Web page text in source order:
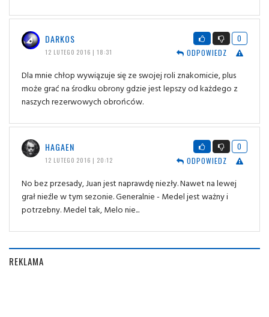
DARKOS
12 LUTEGO 2016 | 18:31
0
ODPOWIEDZ
Dla mnie chłop wywiązuje się ze swojej roli znakomicie, plus
może grać na środku obrony gdzie jest lepszy od każdego z
naszych rezerwowych obrońców.
HAGAEN
12 LUTEGO 2016 | 20:12
0
ODPOWIEDZ
No bez przesady, Juan jest naprawdę niezły. Nawet na lewej
grał nieźle w tym sezonie. Generalnie - Medel jest ważny i
potrzebny. Medel tak, Melo nie...
REKLAMA